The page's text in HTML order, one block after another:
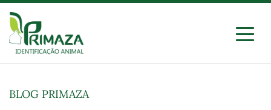
Ir
para
conteúdo
Primaza
Identificação Animal
BLOG PRIMAZA